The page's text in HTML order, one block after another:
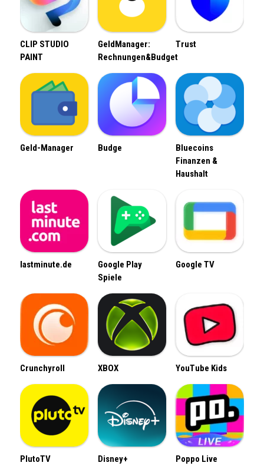
CLIP STUDIO
PAINT
GeldManager:
Rechnungen&Budget
Trust
Geld-Manager Budge
Bluecoins
Finanzen &
Haushalt
lastminute.de
Google Play
Spiele
Google TV
Crunchyroll XBOX YouTube Kids
PlutoTV Disney+ Poppo Live